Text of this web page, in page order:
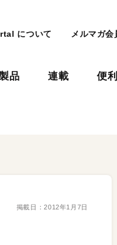
について メルマガ会
品 連載 便
掲載日：2012年1月7日